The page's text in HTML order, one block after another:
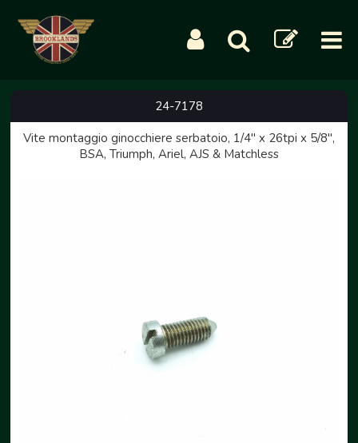
24-7178
Vite montaggio ginocchiere serbatoio, 1/4" x 26tpi x 5/8",
BSA, Triumph, Ariel, AJS & Matchless